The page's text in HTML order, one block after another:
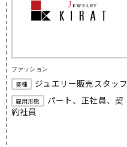
ファッション
業種 ジュエリー販売スタッフ
雇用形態
パート、正社員、契
約社員